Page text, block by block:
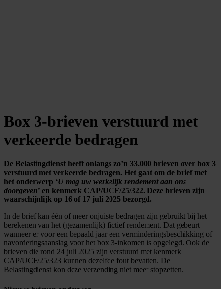
Box 3-brieven verstuurd met
verkeerde bedragen
De Belastingdienst heeft onlangs zo’n 33.000 brieven over box 3
verstuurd met verkeerde bedragen. Het gaat om de brief met
het onderwerp ‘U mag uw werkelijk rendement aan ons
doorgeven’ en kenmerk CAP/UCF/25/322. Deze brieven zijn
waarschijnlijk op 16 of 17 juli 2025 bezorgd.
In de brief kan één of meer onjuiste bedragen zijn gebruikt bij het
berekenen van het (gezamenlijk) fictief rendement. Dat gebeurt
wanneer er voor een bepaald jaar een verminderingsbeschikking of
navorderingsaanslag voor het box 3-inkomen is opgelegd. Ook de
brieven die rond 24 juli 2025 zijn verstuurd met kenmerk
CAP/UCF/25/323 kunnen dezelfde fout bevatten. De
Belastingdienst kon deze verzending niet meer stopzetten.